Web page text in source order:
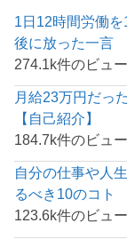
1日12時間労働
後に放った一言
274.1k件のビュー
月給23万円だっ
【自己紹介】
184.7k件のビュー
自分の仕事や人
るべき10のコト
123.6k件のビュー